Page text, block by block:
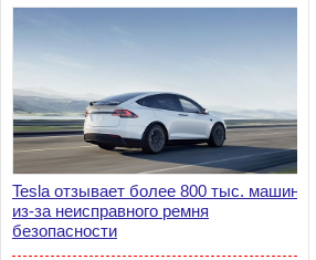
Tesla отзывает более 800 тыс. машин
из-за неисправного ремня
безопасности